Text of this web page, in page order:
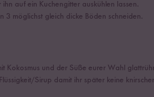
auf ein Kuchengitter auskühlen lassen.
3 möglichst gleich dicke Böden schneiden.
Kokosmus und der Süße eurer Wahl
Sirup damit ihr später keine